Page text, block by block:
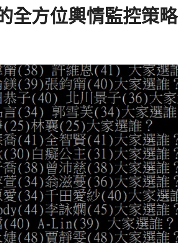
全方位輿情監控策略